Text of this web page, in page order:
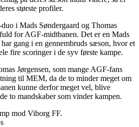
største profiler.
i Mads Søndergaard og Thomas
for AGF-midtbanen. Det er en Mads
gang i en gennembruds sæson, hvor et
fire scoringer i de syv første kampe.
Jørgensen, som mange AGF-fans
til MEM, da de to minder meget om
kunne derfor meget vel, blive
to mandskaber som vinder kampen.